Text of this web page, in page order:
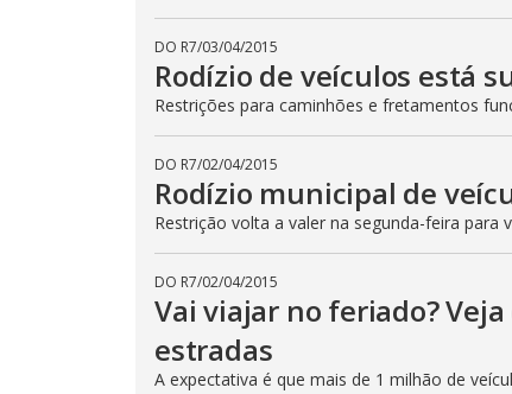
DO R7/03/04/2015
Rodízio de veículos está
Restrições para caminhões e fretamentos
DO R7/02/04/2015
Rodízio municipal de
Restrição volta a valer na segunda-feira para
DO R7/02/04/2015
Vai viajar no feriado?
estradas
A expectativa é que mais de 1 milhão de